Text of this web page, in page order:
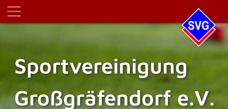
Sportvereinigung
Großgräfendorf e.V.